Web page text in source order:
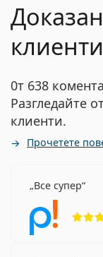
клиенти
0т 638
Разгледайте
клиенти.
Прочетете
Все супер